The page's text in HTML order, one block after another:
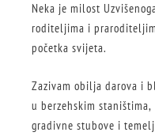
Neka je milost
roditeljima i
početka svijeta.
Zazivam obilja darova i
u berzehskim
gradivne stubove i